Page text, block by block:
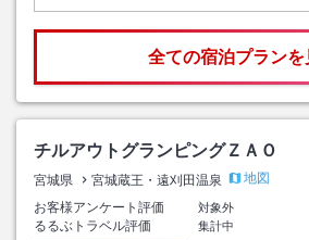
全ての宿泊プランを
チルアウトグランピングＺＡＯ
宮城県 宮城蔵王・遠刈田温泉
地図
お客様アンケート評価
対象外
るるぶトラベル評価
集計中